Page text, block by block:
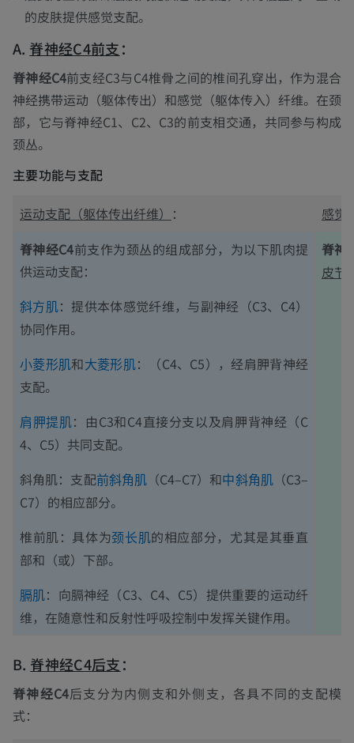
的皮肤提供感觉支配。
A. 脊神经C4前支：
脊神经C4前支经C3与C4椎骨之间的椎间孔穿出，作为混合
神经携带运动（躯体传出）和感觉（躯体传入）纤维。在颈
部，它与脊神经C1、C2、C3的前支相交通，共同参与构成
颈丛。
主要功能与支配
运动支配（躯体传出纤维） ：
感觉
脊神经C4前支作为颈丛的组成部分，为以下肌肉提
供运动支配：
斜方肌：提供本体感觉纤维，与副神经（C3、C4）
协同作用。
小菱形肌和大菱形肌：（C4、C5），经肩胛背神经
支配。
肩胛提肌：由C3和C4直接分支以及肩胛背神经（C
4、C5）共同支配。
斜角肌：支配前斜角肌 （C4–C7）和中斜角肌（C3–
C7）的相应部分。
椎前肌：具体为颈长肌的相应部分，尤其是其垂直
部和（或）下部。
膈肌：向膈神经（C3、C4、C5）提供重要的运动纤
维，在随意性和反射性呼吸控制中发挥关键作用。
脊神
皮节
B. 脊神经C4后支：
脊神经C4后支分为内侧支和外侧支，各具不同的支配模
式：